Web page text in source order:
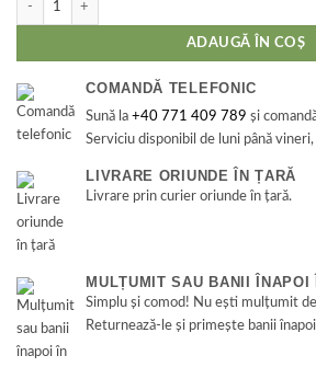
ADAUGĂ ÎN COȘ
COMANDĂ TELEFONIC
Sună la+40 771 409 789 și
Serviciu disponibil de luni până
LIVRARE ORIUNDE ÎN ȚARĂ
Livrare prin curier oriunde în țară.
MULȚUMIT SAU BANII ÎNAPOI
Simplu și comod! Nu ești mulțumit
Returnează-le și primește banii